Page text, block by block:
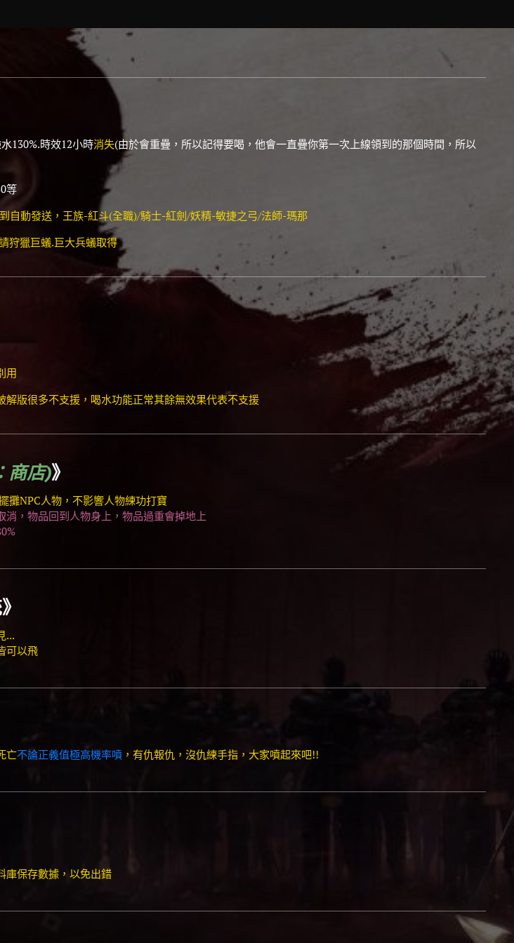
130%.時效12小時消失(由於會重疊，所以記得要喝，他會一直疊你第一次上線領到的那個時間，所以
等
自動發送，王族-紅斗(全職)/騎士-紅劍/妖精-敏捷之弓/法師-瑪那
狩獵巨蟻.巨大兵蟻取得
用
版很多不支援，喝水功能正常其餘無效果代表不支援
商店)》
攤NPC人物，不影響人物練功打寶
，物品回到人物身上 ，物品過重會掉地上
》
...
可以飛
亡不論正義值極高機率噴 ，有仇報仇，沒仇練手指，大家噴起來吧!!
保存數據，以免出錯